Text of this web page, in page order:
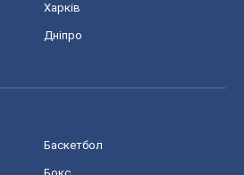
Харків
Дніпро
Баскетбол